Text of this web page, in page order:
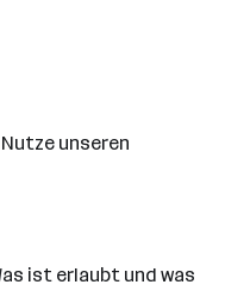
unseren
ist erlaubt und was